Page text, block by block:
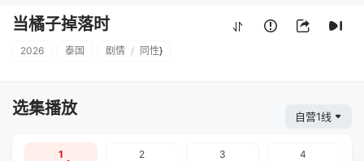
当橘子掉落时
2026 泰国 剧情 / 同性}
选集播放 自营1线
1 2 3 4